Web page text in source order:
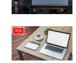
SQL